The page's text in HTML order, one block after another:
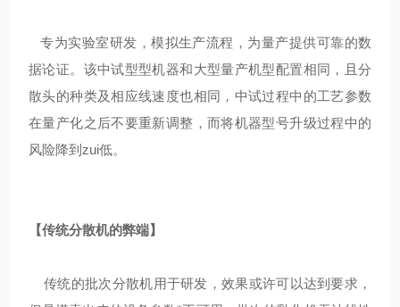
专为实验室研发，模拟生产流程，为量产提供可靠的数
据论证。该中试型型机器和大型量产机型配置相同，且分
散头的种类及相应线速度也相同，中试过程中的工艺参数
在量产化之后不要重新调整，而将机器型号升级过程中的
风险降到zui低。
【传统分散机的弊端】
传统的批次分散机用于研发，效果或许可以达到要求，